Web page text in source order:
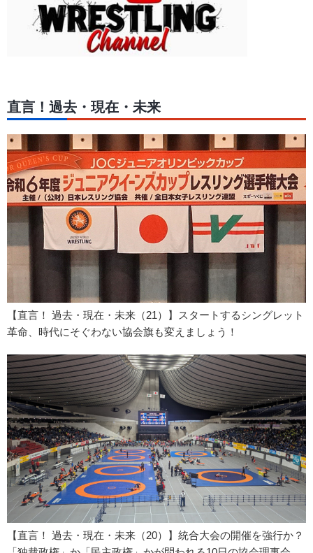
直言！過去・現在・未来
【直言！ 過去・現在・未来（21）】スタートするシングレット
革命、時代にそぐわない協会旗も変えましょう！
【直言！ 過去・現在・未来（20）】統合大会の開催を強行か？